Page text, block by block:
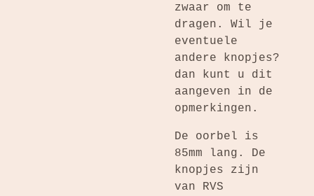
zwaar om te
dragen. Wil je
eventuele
andere knopjes?
dan kunt u dit
aangeven in de
opmerkingen.
De oorbel is
85mm lang. De
knopjes zijn
van RVS